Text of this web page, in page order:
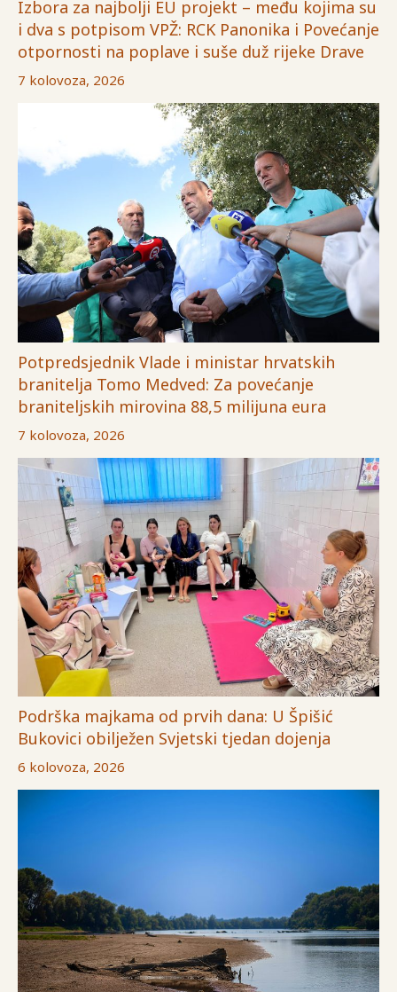
Izbora za najbolji EU projekt – među kojima su
i dva s potpisom VPŽ: RCK Panonika i Povećanje
otpornosti na poplave i suše duž rijeke Drave
7 kolovoza, 2026
Potpredsjednik Vlade i ministar hrvatskih
branitelja Tomo Medved: Za povećanje
braniteljskih mirovina 88,5 milijuna eura
7 kolovoza, 2026
Podrška majkama od prvih dana: U Špišić
Bukovici obilježen Svjetski tjedan dojenja
6 kolovoza, 2026